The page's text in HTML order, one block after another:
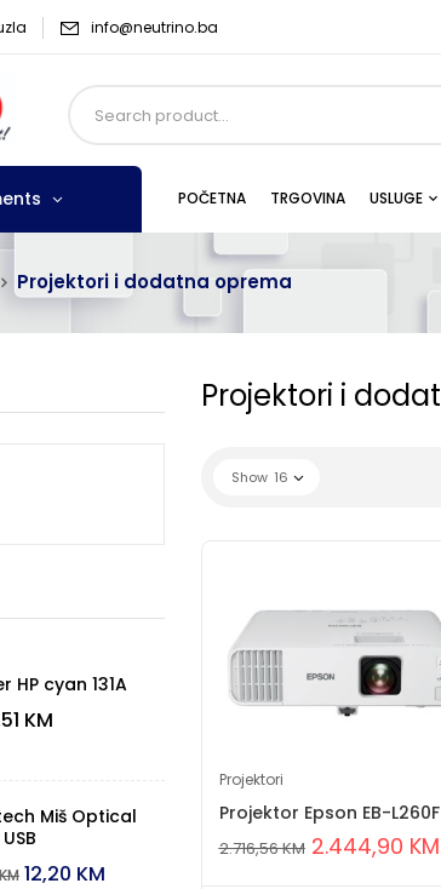
info@neutrino.ba
POČETNA TRGOVINA USLUGE
Projektori i dodatna oprema
HP cyan 131A
KM
Miš Optical
KM 12,20 KM
Projektori i
Show 16
Projektori
Projektor Epson EB-L260F
2.716,56KM 2.444,90 KM